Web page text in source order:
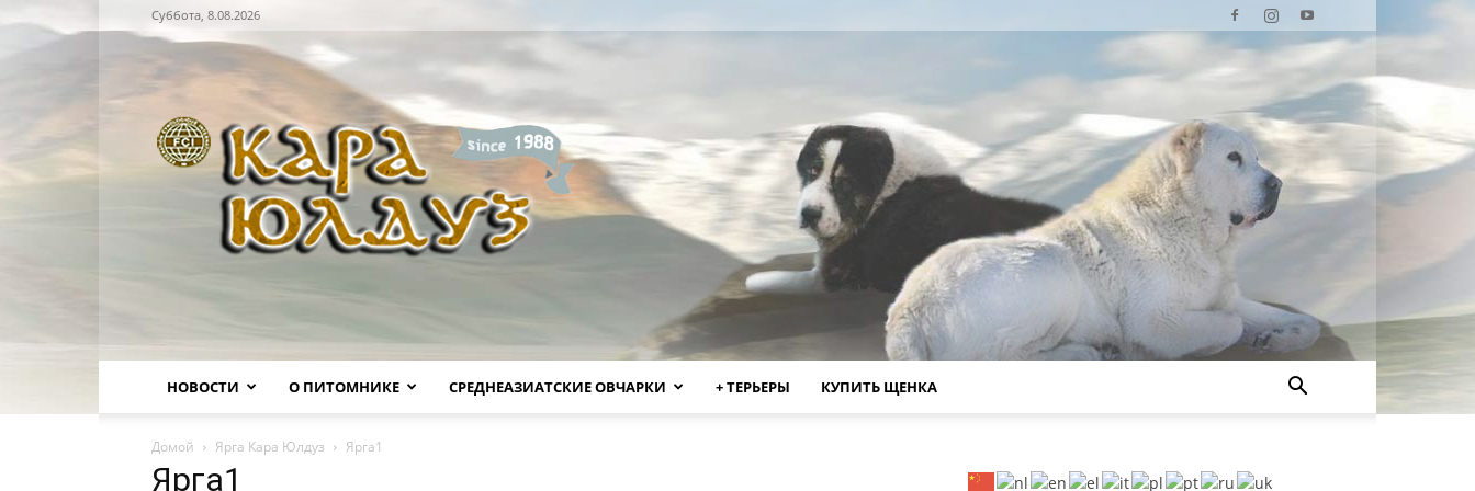
Суббота, 8.08.2026
НОВОСТИ О ПИТОМНИКЕ СРЕДНЕАЗИАТСКИЕ ОВЧАРКИ + ТЕРЬЕРЫ КУПИТЬ ЩЕНКА
Домой Ярга Кара Юлдуз Ярга1
Ярга1